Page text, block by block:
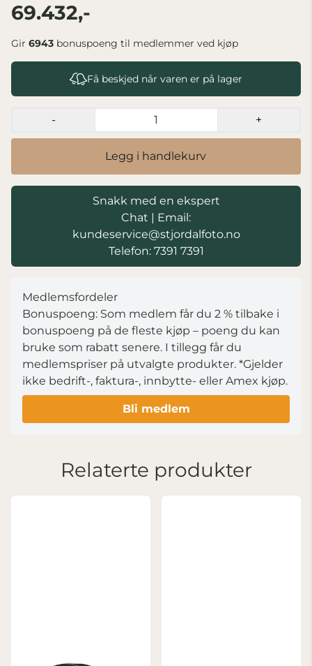
69.432,-
Gir 6943 bonuspoeng til medlemmer ved kjøp
Få beskjed når varen er på lager
- +
Legg i handlekurv
Snakk med en ekspert
Chat | Email:
kundeservice@stjordalfoto.no
Telefon: 7391 7391
Medlemsfordeler
Bonuspoeng: Som medlem får du 2 % tilbake i
bonuspoeng på de fleste kjøp – poeng du kan
bruke som rabatt senere. I tillegg får du
medlemspriser på utvalgte produkter. *Gjelder
ikke bedrift-, faktura-, innbytte- eller Amex kjøp.
Bli medlem
Relaterte produkter